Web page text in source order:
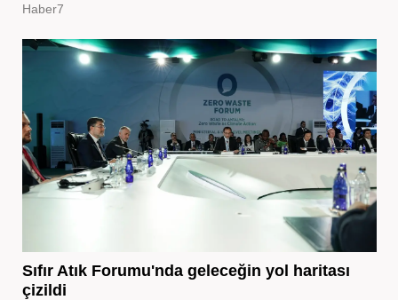
Haber7
Sıfır Atık Forumu'nda geleceğin yol haritası
çizildi